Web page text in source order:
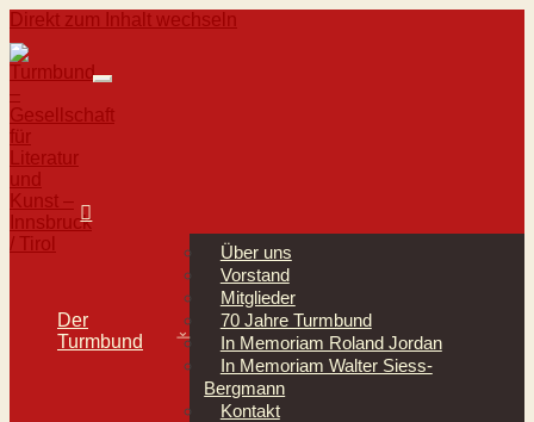
Direkt zum Inhalt wechseln
Hauptnavigation
Der
Turmbund
⌄
Über uns
Vorstand
Mitglieder
70 Jahre Turmbund
In Memoriam Roland Jordan
In Memoriam Walter Siess-
Bergmann
Kontakt